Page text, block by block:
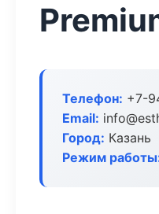
Телефон: +7-
Email:
Город: Казань
Режим